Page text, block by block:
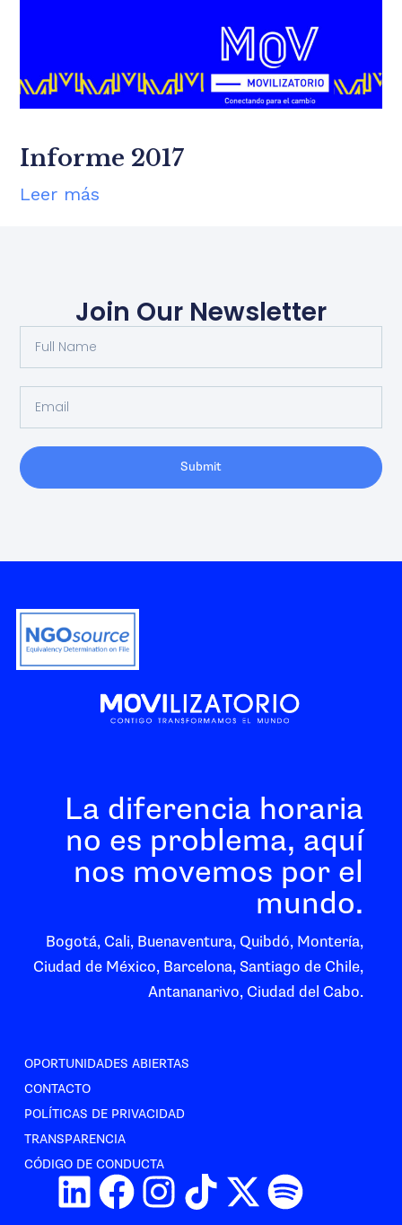
Informe 2017
Leer más
Join Our Newsletter
Submit
OPORTUNIDADES ABIERTAS
CONTACTO
POLÍTICAS DE PRIVACIDAD
TRANSPARENCIA
CÓDIGO DE CONDUCTA
La diferencia horaria
no es problema, aquí
nos movemos por el
mundo.
Bogotá, Cali, Buenaventura, Quibdó, Montería,
Ciudad de México, Barcelona, Santiago de Chile,
Antananarivo, Ciudad del Cabo.